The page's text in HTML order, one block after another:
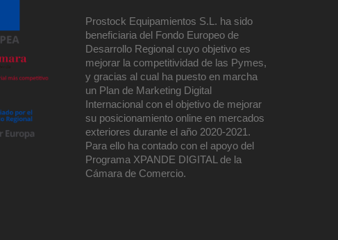
Prostock Equipamientos S.L. ha sido
beneficiaria del Fondo Europeo de
Desarrollo Regional cuyo objetivo es
mejorar la competitividad de las Pymes,
y gracias al cual ha puesto en marcha
un Plan de Marketing Digital
Internacional con el objetivo de mejorar
su posicionamiento online en mercados
exteriores durante el año 2020-2021.
Para ello ha contado con el apoyo del
Programa XPANDE DIGITAL de la
Cámara de Comercio.